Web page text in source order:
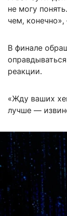
не могу
чем,
В финале
реакции.
«Жду ваших
лучше —